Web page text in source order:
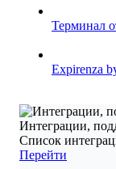
Терминал
Expirenza
Интеграции,
Список
Перейти